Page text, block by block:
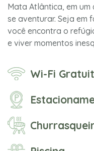
Mata Atlântica, em
se aventurar. Seja em
você encontra o
e viver momentos
Wi-Fi